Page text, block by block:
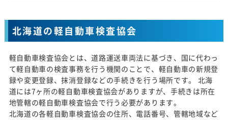
北海道の軽自動車検査協会
軽自動車検査協会とは、道路運送車両法に基づき、国に代わっ
て軽自動車の検査事務を行う機関のことで、軽自動車の新規登
録や変更登録、抹消登録などの手続きを行う場所です。 北海
道には7ヶ所の軽自動車検査協会がありますが、手続きは所在
地管轄の軽自動車検査協会で行う必要があります。
北海道の各軽自動車検査協会の住所、電話番号、管轄地域など